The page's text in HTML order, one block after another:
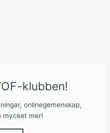
klubben!
onlinegemenskap,
mycket mer!